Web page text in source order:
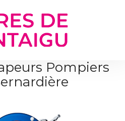
Pompiers